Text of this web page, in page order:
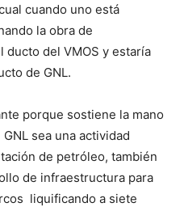
cuando uno está
la obra de
del VMOS y estaría
de GNL.
porque sostiene la mano
sea una actividad
de petróleo, también
de infraestructura para
liquificando a siete